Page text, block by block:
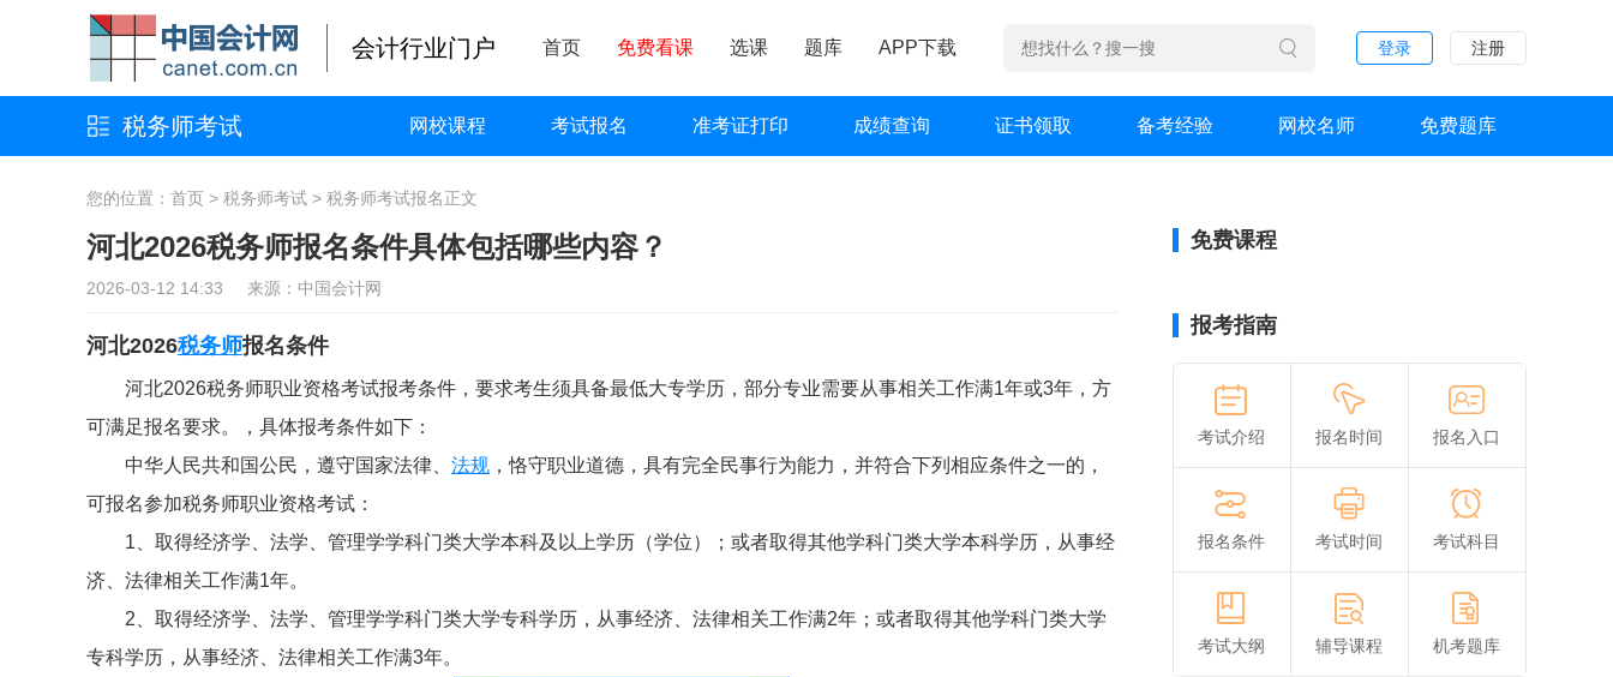
会计行业门户 首页 免费看课 选课 题库 APP下载 登录 注册
税务师考试 网校课程 考试报名 准考证打印 成绩查询 证书领取 备考经验 网校名师 免费题库
您的位置： 首页 > 税务师考试 > 税务师考试报名正文
河北2026税务师报名条件具体包括哪些内容？
2026-03-12 14:33 来源：中国会计网
河北2026税务师报名条件
河北2026税务师职业资格考试报考条件，要求考生须具备最低大专学历，部分专业需要从事相关工作满1年或3年，方
可满足报名要求。，具体报考条件如下：
中华人民共和国公民，遵守国家法律、 法规 ，恪守职业道德，具有完全民事行为能力，并符合下列相应条件之一的，
可报名参加税务师职业资格考试：
1、取得经济学、法学、管理学学科门类大学本科及以上学历（学位）；或者取得其他学科门类大学本科学历，从事经
济、法律相关工作满1年。
2、取得经济学、法学、管理学学科门类大学专科学历，从事经济、法律相关工作满2年；或者取得其他学科门类大学
专科学历，从事经济、法律相关工作满3年。
免费课程
报考指南
考试介绍 报名时间 报名入口
报名条件 考试时间 考试科目
考试大纲 辅导课程 机考题库